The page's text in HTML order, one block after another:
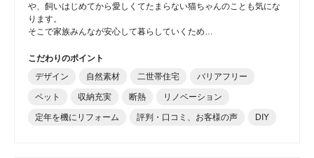
や、飼いはじめてから愛しくてたまらない猫ちゃんのことも気にな
ります。
そこで家族みんなが安心して暮らしていくため…
こだわりのポイント
デザイン
自然素材 二世帯住宅 バリアフリー
ペット 収納充実 断熱 リノベーション
定年を機にリフォーム 評判・口コミ、お客様の声 DIY